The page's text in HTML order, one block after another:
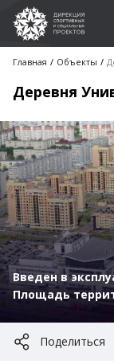
Главная Объекты
Деревня
Введен в
Площадь
Поделиться